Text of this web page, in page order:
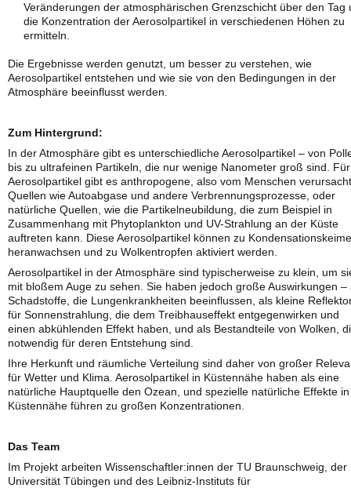
Veränderungen der atmosphärischen Grenzschicht über den Tag
die Konzentration der Aerosolpartikel in verschiedenen Höhen zu
ermitteln.
Die Ergebnisse werden genutzt, um besser zu verstehen, wie
Aerosolpartikel entstehen und wie sie von den Bedingungen in der
Atmosphäre beeinflusst werden.
Zum Hintergrund:
In der Atmosphäre gibt es unterschiedliche Aerosolpartikel – von
bis zu ultrafeinen Partikeln, die nur wenige Nanometer groß sind. Für
Aerosolpartikel gibt es anthropogene, also vom Menschen
Quellen wie Autoabgase und andere Verbrennungsprozesse, oder
natürliche Quellen, wie die Partikelneubildung, die zum Beispiel in
Zusammenhang mit Phytoplankton und UV-Strahlung an der Küste
auftreten kann. Diese Aerosolpartikel können zu
heranwachsen und zu Wolkentropfen aktiviert werden.
Aerosolpartikel in der Atmosphäre sind typischerweise zu klein, um
mit bloßem Auge zu sehen. Sie haben jedoch große Auswirkungen –
Schadstoffe, die Lungenkrankheiten beeinflussen, als kleine
für Sonnenstrahlung, die dem Treibhauseffekt entgegenwirken und
einen abkühlenden Effekt haben, und als Bestandteile von Wolken,
notwendig für deren Entstehung sind.
Ihre Herkunft und räumliche Verteilung sind daher von großer
für Wetter und Klima. Aerosolpartikel in Küstennähe haben als eine
natürliche Hauptquelle den Ozean, und spezielle natürliche Effekte in
Küstennähe führen zu großen Konzentrationen.
Das Team
Im Projekt arbeiten Wissenschaftler:innen der TU Braunschweig, der
Universität Tübingen und des Leibniz-Instituts für